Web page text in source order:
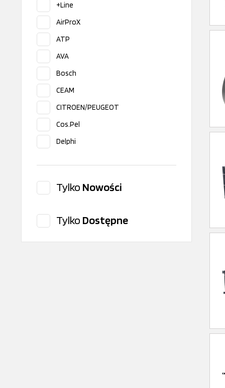
+Line
AirProX
ATP
AVA
Bosch
CEAM
CITROEN/PEUGEOT
Cos.Pel
Delphi
FAST GENUINE
febi
FIAT
Tylko Nowości
Tylko Dostępne